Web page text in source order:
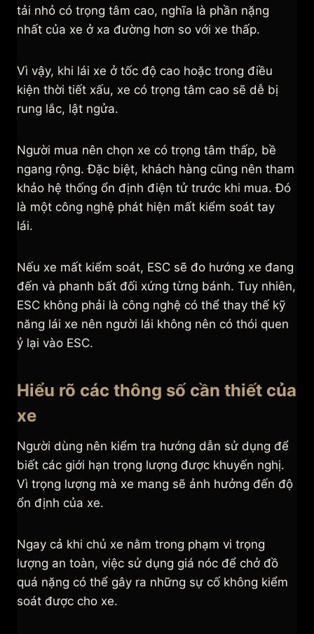
tải nhỏ có trọng tâm cao, nghĩa là phần nặng
nhất của xe ở xa đường hơn so với xe thấp.
Vì vậy, khi lái xe ở tốc độ cao hoặc trong điều
kiện thời tiết xấu, xe có trọng tâm cao sẽ dễ bị
rung lắc, lật ngửa.
Người mua nên chọn xe có trọng tâm thấp, bề
ngang rộng. Đặc biệt, khách hàng cũng nên tham
khảo hệ thống ổn định điện tử trước khi mua. Đó
là một công nghệ phát hiện mất kiểm soát tay
lái.
Nếu xe mất kiểm soát, ESC sẽ đo hướng xe đang
đến và phanh bất đối xứng từng bánh. Tuy nhiên,
ESC không phải là công nghệ có thể thay thế kỹ
năng lái xe nên người lái không nên có thói quen
ỷ lại vào ESC.
Hiểu rõ các thông số cần thiết của
xe
Người dùng nên kiểm tra hướng dẫn sử dụng để
biết các giới hạn trọng lượng được khuyến nghị.
Vì trọng lượng mà xe mang sẽ ảnh hưởng đến độ
ổn định của xe.
Ngay cả khi chủ xe nằm trong phạm vi trọng
lượng an toàn, việc sử dụng giá nóc để chở đồ
quá nặng có thể gây ra những sự cố không kiểm
soát được cho xe.